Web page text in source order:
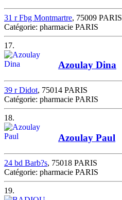
31 r Fbg Montmartre, 75009 PARIS
Catégorie: pharmacie PARIS
17.
Azoulay Dina
39 r Didot, 75014 PARIS
Catégorie: pharmacie PARIS
18.
Azoulay Paul
24 bd Barb?s, 75018 PARIS
Catégorie: pharmacie PARIS
19.